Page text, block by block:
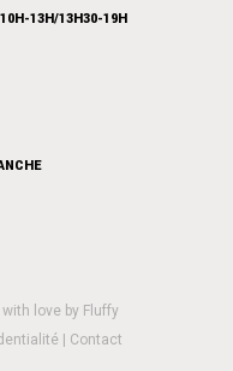
13H/13H30-19H
with love by Fluffy
| Contact